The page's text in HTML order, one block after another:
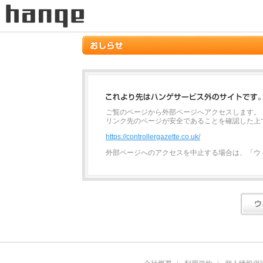
ご覧のページから外部ページへアクセスします。
リンク先のページが安全であることを確認した
https://controllergazette.co.uk/
外部ページへのアクセスを中止する場合は、「